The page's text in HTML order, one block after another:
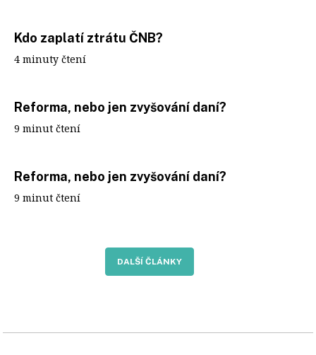
Kdo zaplatí ztrátu ČNB?
4 minuty čtení
Reforma, nebo jen zvyšování daní?
9 minut čtení
Reforma, nebo jen zvyšování daní?
9 minut čtení
DALŠÍ ČLÁNKY